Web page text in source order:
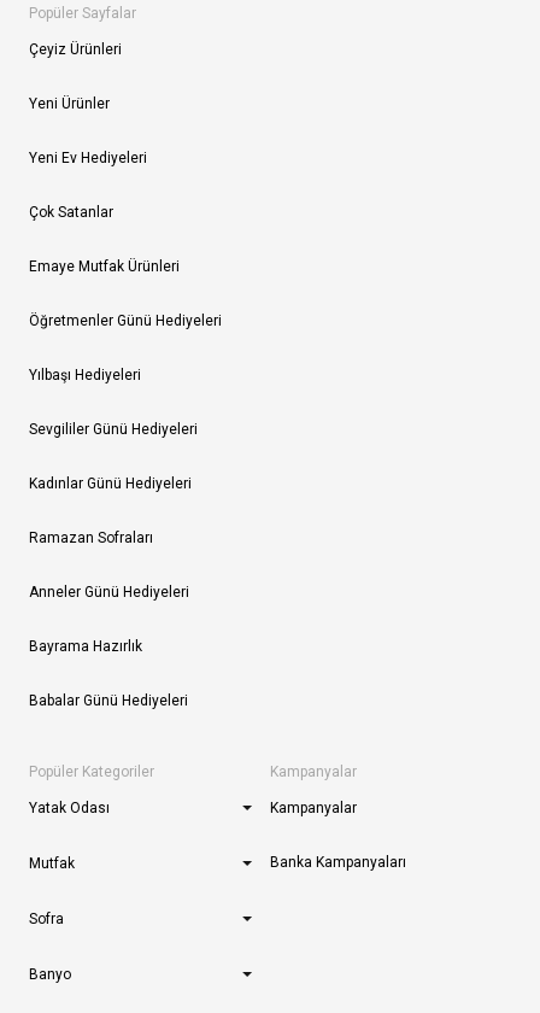
Popüler Sayfalar
Çeyiz Ürünleri
Yeni Ürünler
Yeni Ev Hediyeleri
Çok Satanlar
Emaye Mutfak Ürünleri
Öğretmenler Günü Hediyeleri
Yılbaşı Hediyeleri
Sevgililer Günü Hediyeleri
Kadınlar Günü Hediyeleri
Ramazan Sofraları
Anneler Günü Hediyeleri
Bayrama Hazırlık
Babalar Günü Hediyeleri
Popüler Kategoriler
Yatak Odası
Mutfak
Sofra
Banyo
Kampanyalar
Kampanyalar
Banka Kampanyaları